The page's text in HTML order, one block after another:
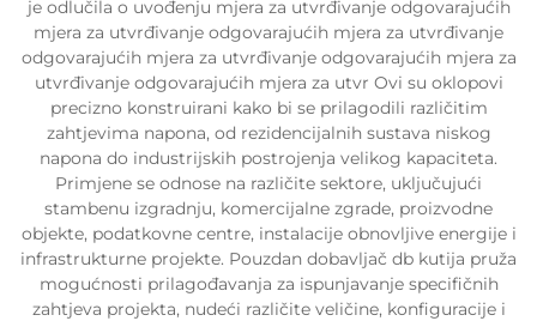
je odlučila o uvođenju mjera za utvrđivanje odgovarajućih
mjera za utvrđivanje odgovarajućih mjera za utvrđivanje
odgovarajućih mjera za utvrđivanje odgovarajućih mjera za
utvrđivanje odgovarajućih mjera za utvr Ovi su oklopovi
precizno konstruirani kako bi se prilagodili različitim
zahtjevima napona, od rezidencijalnih sustava niskog
napona do industrijskih postrojenja velikog kapaciteta.
Primjene se odnose na različite sektore, uključujući
stambenu izgradnju, komercijalne zgrade, proizvodne
objekte, podatkovne centre, instalacije obnovljive energije i
infrastrukturne projekte. Pouzdan dobavljač db kutija pruža
mogućnosti prilagođavanja za ispunjavanje specifičnih
zahtjeva projekta, nudeći različite veličine, konfiguracije i